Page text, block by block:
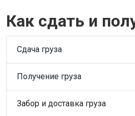
Как сдать и
Сдача груза
Получение груза
Забор и доставка груза